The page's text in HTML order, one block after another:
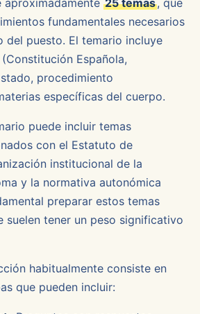
aproximadamente 25 temas, que
fundamentales necesarios
del puesto. El temario incluye
Española,
procedimiento
específicas del cuerpo.
puede incluir temas
con el Estatuto de
institucional de la
y la normativa autonómica
preparar estos temas
suelen tener un peso significativo
habitualmente consiste en
que pueden incluir: